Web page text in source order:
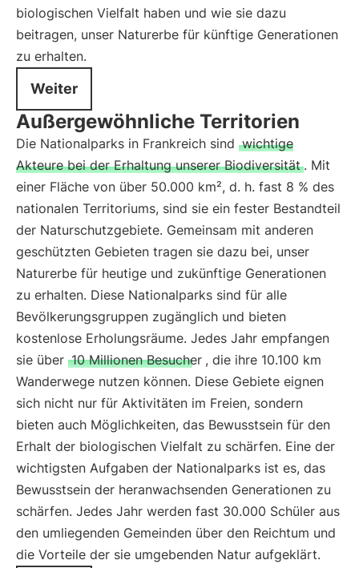
biologischen Vielfalt haben und wie sie dazu
beitragen, unser Naturerbe für künftige Generationen
zu erhalten.
Weiter
Außergewöhnliche Territorien
Die Nationalparks in Frankreich sind wichtige
Akteure bei der Erhaltung unserer Biodiversität . Mit
einer Fläche von über 50.000 km², d. h. fast 8 % des
nationalen Territoriums, sind sie ein fester Bestandteil
der Naturschutzgebiete. Gemeinsam mit anderen
geschützten Gebieten tragen sie dazu bei, unser
Naturerbe für heutige und zukünftige Generationen
zu erhalten. Diese Nationalparks sind für alle
Bevölkerungsgruppen zugänglich und bieten
kostenlose Erholungsräume. Jedes Jahr empfangen
sie über 10 Millionen Besucher , die ihre 10.100 km
Wanderwege nutzen können. Diese Gebiete eignen
sich nicht nur für Aktivitäten im Freien, sondern
bieten auch Möglichkeiten, das Bewusstsein für den
Erhalt der biologischen Vielfalt zu schärfen. Eine der
wichtigsten Aufgaben der Nationalparks ist es, das
Bewusstsein der heranwachsenden Generationen zu
schärfen. Jedes Jahr werden fast 30.000 Schüler aus
den umliegenden Gemeinden über den Reichtum und
die Vorteile der sie umgebenden Natur aufgeklärt.